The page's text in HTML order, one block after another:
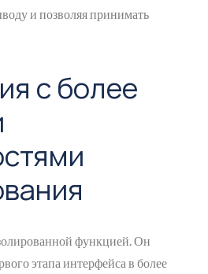
и позволяя принимать
с более
функцией. Он
этапа интерфейса в более